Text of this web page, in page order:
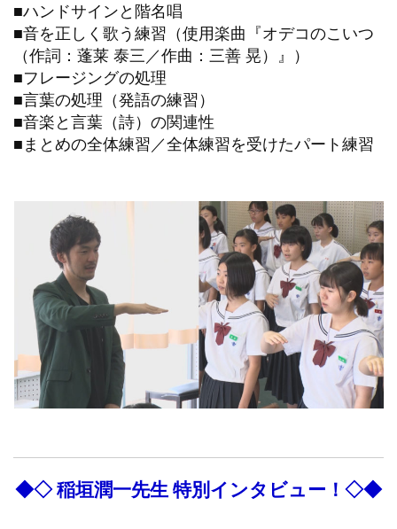
■ハンドサインと階名唱
■音を正しく歌う練習（使用楽曲『オデコのこいつ
（作詞：蓬莱 泰三／作曲：三善 晃）』）
■フレージングの処理
■言葉の処理（発語の練習）
■音楽と言葉（詩）の関連性
■まとめの全体練習／全体練習を受けたパート練習
◆◇ 稲垣潤一先生 特別インタビュー！◇◆